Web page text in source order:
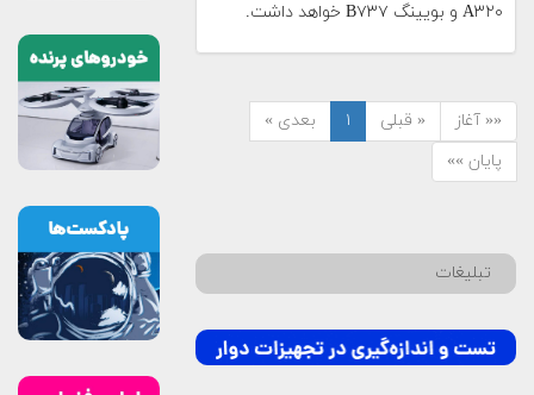
A۳۲۰ و بویینگ B۷۳۷ خواهد داشت.
«« آغاز « قبلی ۱
بعدی »
پایان »»
تبلیغات